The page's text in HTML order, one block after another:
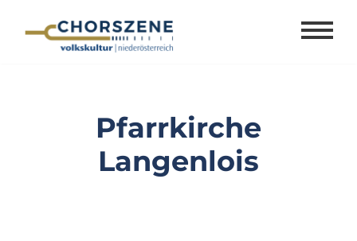
Pfarrkirche
Langenlois